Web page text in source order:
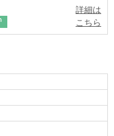
詳細は
こちら